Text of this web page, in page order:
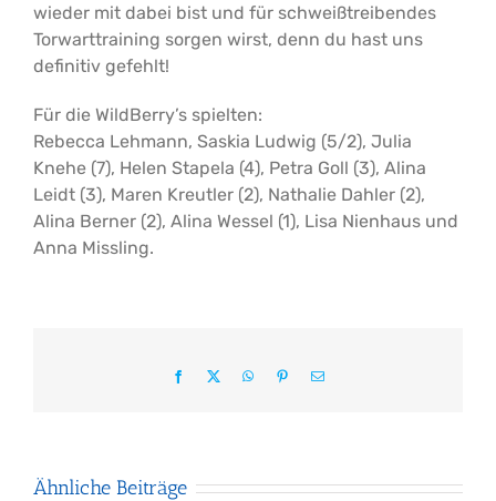
wieder mit dabei bist und für schweißtreibendes
Torwarttraining sorgen wirst, denn du hast uns
definitiv gefehlt!
Für die WildBerry’s spielten:
Rebecca Lehmann, Saskia Ludwig (5/2), Julia
Knehe (7), Helen Stapela (4), Petra Goll (3), Alina
Leidt (3), Maren Kreutler (2), Nathalie Dahler (2),
Alina Berner (2), Alina Wessel (1), Lisa Nienhaus und
Anna Missling.
Facebook WhatsAppPinterestE-
Ähnliche Beiträge